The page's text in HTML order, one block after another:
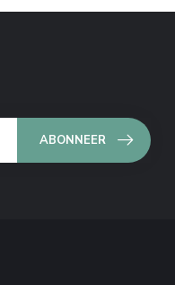
ABONNEER